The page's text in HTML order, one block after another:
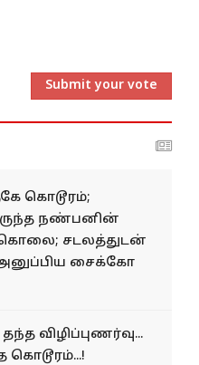
Submit your vote
கொடூரம்;
நண்பனின்
கொலை; சடலத்துடன்
அனுப்பிய சைக்கோ
விழிப்புணர்வு...
கொடூரம்...!